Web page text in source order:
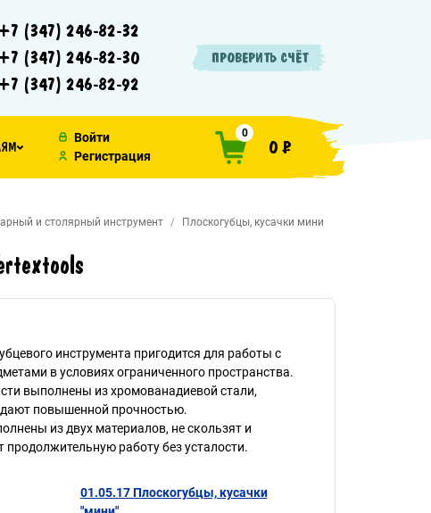
(347) 246-82-32
(347) 246-82-30
(347) 246-82-92
ПРОВЕРИТЬ СЧЁТ
Войти
Регистрация
0
0 ₽
и столярный инструмент
Плоскогубцы, кусачки мини
инструмента пригодится для работы с
в условиях ограниченного пространства.
выполнены из хромованадиевой стали,
повышенной прочностью.
из двух материалов, не скользят и
продолжительную работу без усталости.
01.05.17 Плоскогубцы, кусачки